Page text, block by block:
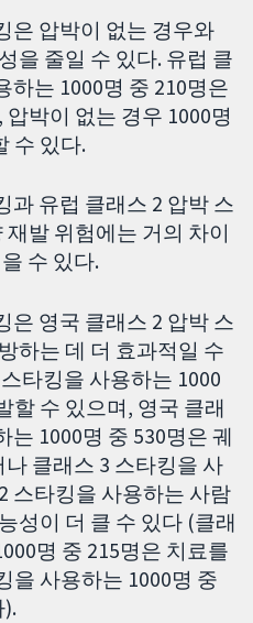
은 압박이 없는 경우와
을 줄일 수 있다. 유럽 클
하는 1000명 중 210명은
박이 없는 경우 1000명
수 있다.
과 유럽 클래스 2 압박 스
발 위험에는 거의 차이
수 있다.
은 영국 클래스 2 압박 스
하는 데 더 효과적일 수
타킹을 사용하는 1000
할 수 있으며, 영국 클래
는 1000명 중 530명은 궤
클래스 3 스타킹을 사
스타킹을 사용하는 사람
성이 더 클 수 있다 (클래
명 중 215명은 치료를
을 사용하는 1000명 중